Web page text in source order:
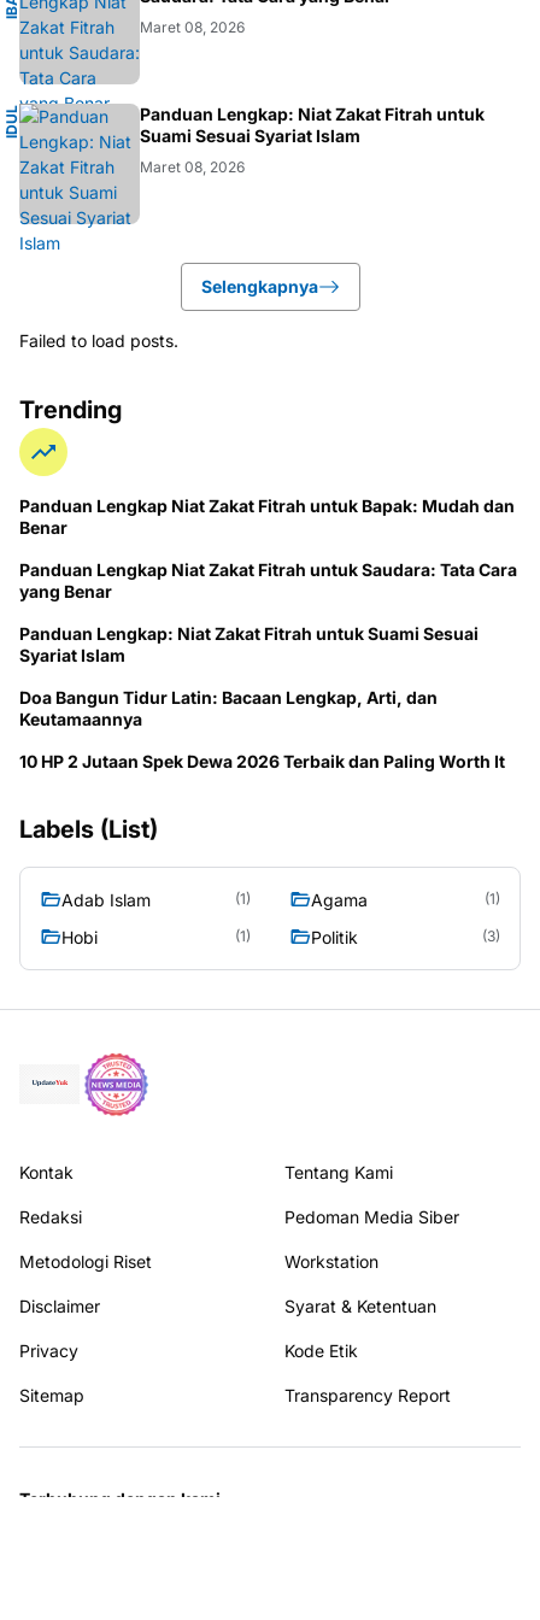
Maret 08, 2026
I
D
U
L
F
I
T
RI
Panduan Lengkap: Niat Zakat Fitrah untuk
Suami Sesuai Syariat Islam
Maret 08, 2026
Selengkapnya
Failed to load posts.
Trending
Panduan Lengkap Niat Zakat Fitrah untuk Bapak: Mudah dan
Benar
Panduan Lengkap Niat Zakat Fitrah untuk Saudara: Tata Cara
yang Benar
Panduan Lengkap: Niat Zakat Fitrah untuk Suami Sesuai
Syariat Islam
Doa Bangun Tidur Latin: Bacaan Lengkap, Arti, dan
Keutamaannya
10 HP 2 Jutaan Spek Dewa 2026 Terbaik dan Paling Worth It
Labels (List)
Adab Islam (1) Agama (1)
Hobi (1) Politik (3)
Kontak Tentang Kami
Redaksi Pedoman Media Siber
Metodologi Riset Workstation
Disclaimer Syarat & Ketentuan
Privacy Kode Etik
Sitemap Transparency Report
Terhubung dengan kami